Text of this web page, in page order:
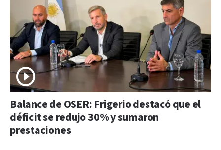
Balance de OSER: Frigerio destacó que el
déficit se redujo 30% y sumaron
prestaciones